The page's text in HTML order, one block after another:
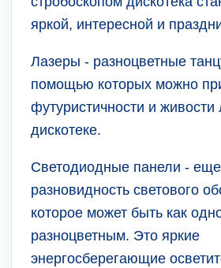
яркой, интересной и
Лазеры - разноцветные
помощью которых можно
футуристичности и
дискотеке.
Светодиодные панели -
разновидность светового
которое может быть как
разноцветным. Это яркие
энергосберегающие